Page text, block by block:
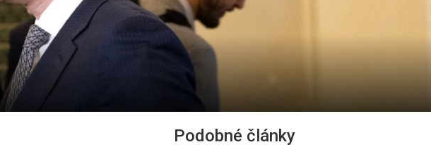
Podobné články